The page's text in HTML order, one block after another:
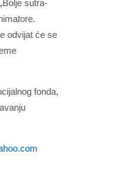
sutra-
odvijat će se
fonda,